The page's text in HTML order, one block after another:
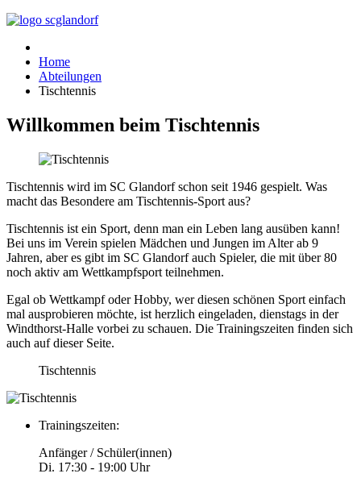
Home
Abteilungen
Tischtennis
Willkommen beim Tischtennis
Tischtennis wird im SC Glandorf schon seit 1946 gespielt. Was
macht das Besondere am Tischtennis-Sport aus?
Tischtennis ist ein Sport, denn man ein Leben lang ausüben kann!
Bei uns im Verein spielen Mädchen und Jungen im Alter ab 9
Jahren, aber es gibt im SC Glandorf auch Spieler, die mit über 80
noch aktiv am Wettkampfsport teilnehmen.
Egal ob Wettkampf oder Hobby, wer diesen schönen Sport einfach
mal ausprobieren möchte, ist herzlich eingeladen, dienstags in der
Windthorst-Halle vorbei zu schauen. Die Trainingszeiten finden sich
auch auf dieser Seite.
Tischtennis
Trainingszeiten:
Anfänger / Schüler(innen)
Di. 17:30 - 19:00 Uhr